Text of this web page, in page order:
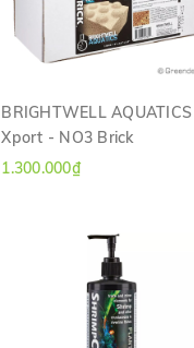
XEM NHANH
BRIGHTWELL
Xport - NO3 Brick
1.300.000₫